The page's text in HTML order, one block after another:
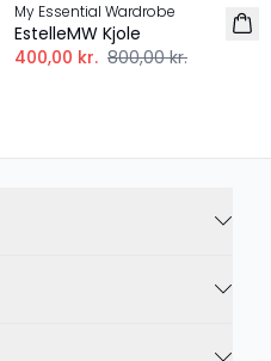
My Essential Wardrobe
EstelleMW Kjole
400,00 kr. 800,00 kr.